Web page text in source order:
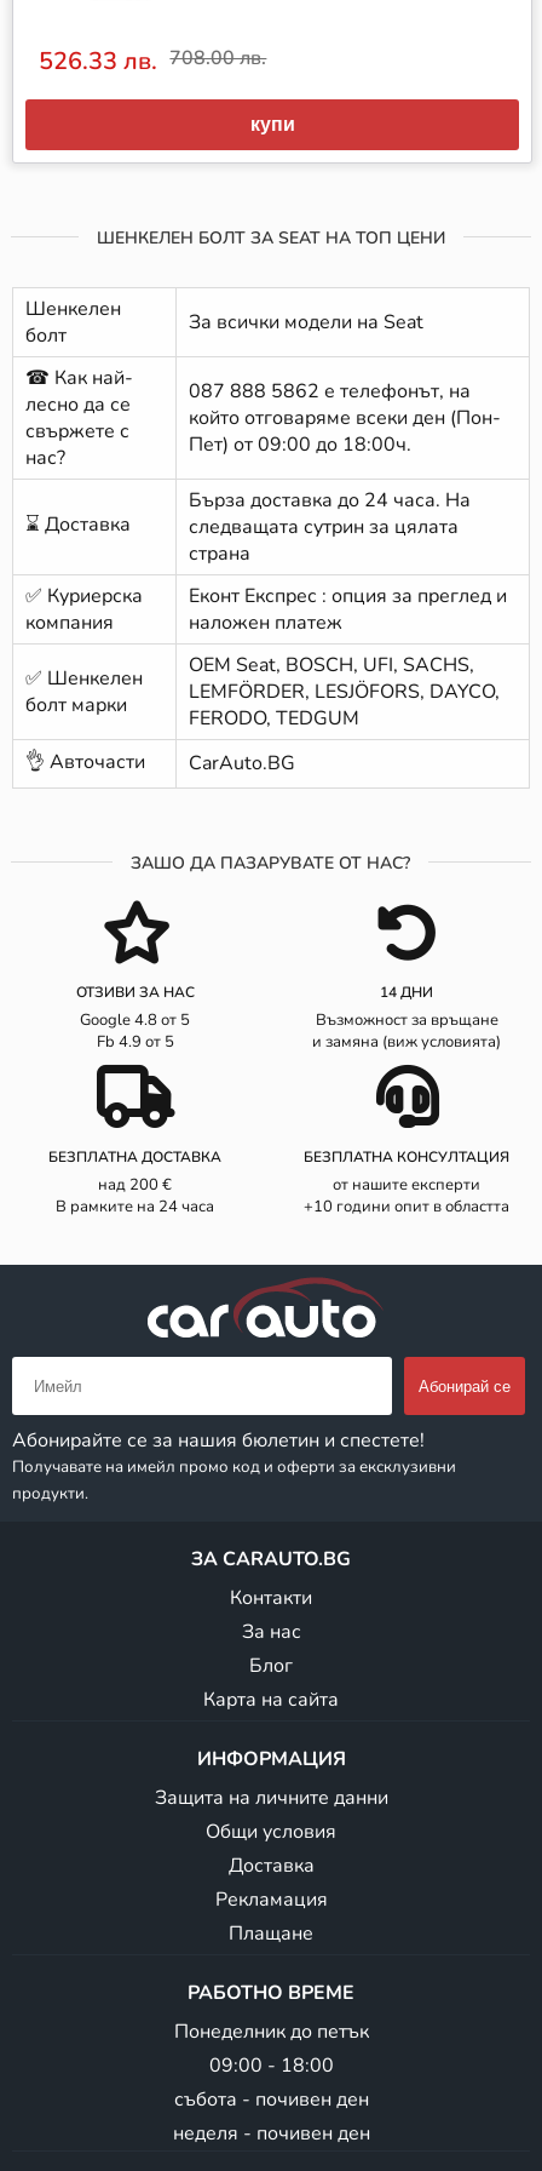
526.33 лв. 708.00 лв.
купи
ШЕНКЕЛЕН БОЛТ ЗА SEAT НА ТОП ЦЕНИ
Шенкелен
болт
За всички модели на Seat
☎ Как най-
лесно да се
свържете с
нас?
087 888 5862 е телефонът, на
който отговаряме всеки ден (Пон-
Пет) от 09:00 до 18:00ч.
⌛ Доставка
Бърза доставка до 24 часа. На
следващата сутрин за цялата
страна
✅ Куриерска
компания
Еконт Експрес : опция за преглед и
наложен платеж
✅ Шенкелен
болт марки
ОЕМ Seat, BOSCH, UFI, SACHS,
LEMFÖRDER, LESJÖFORS, DAYCO,
FERODO, TEDGUM
👌 Авточасти
CarAuto.BG
ЗАШО ДА ПАЗАРУВАТЕ ОТ НАС?
ОТЗИВИ ЗА НАС
Google 4.8 от 5
Fb 4.9 от 5
14 ДНИ
Възможност за връщане
и замяна (виж условията)
БЕЗПЛАТНА ДОСТАВКА
над 200 €
В рамките на 24 часа
БЕЗПЛАТНА КОНСУЛТАЦИЯ
от нашите експерти
+10 години опит в областта
Абонирайте се за нашия бюлетин и спестете!
Получавате на имейл промо код и оферти за ексклузивни
продукти.
ЗА CARAUTO.BG
Контакти
За нас
Блог
Карта на сайта
ИНФОРМАЦИЯ
Защита на личните данни
Общи условия
Доставка
Рекламация
Плащане
РАБОТНО ВРЕМЕ
Понеделник до петък
09:00 - 18:00
събота - почивен ден
неделя - почивен ден